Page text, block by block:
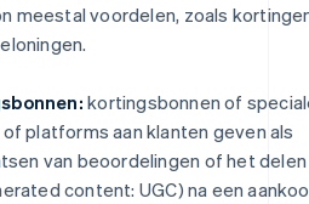
meestal voordelen, zoals
kortingsbonnen of
platforms aan klanten geven als
van beoordelingen of het delen
content: UGC) na een